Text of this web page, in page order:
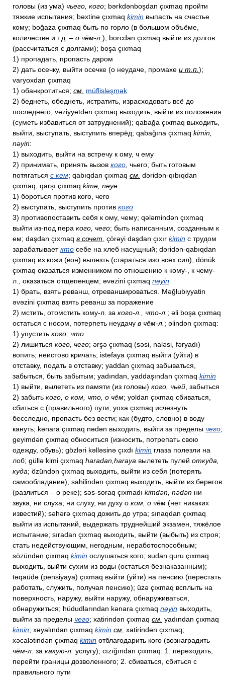
головы (из ума) чьего, кого; bərkdənboşdan çıxmaq пройти
тяжкие испытания; bəxtinə çıxmaq kimin выпасть на счастье
кому; boğaza çıxmaq быть по горло (в большом объёме,
количестве и т.д. – о чём-л. ); borcdan çıxmaq выйти из долгов
(рассчитаться с долгами); boşa çıxmaq
1) пропадать, пропасть даром
2) дать осечку, выйти осечке (о неудаче, промахе и т.п. );
varyoxdan çıxmaq
1) обанкротиться; см. müflisləşmək
2) беднеть, обеднеть, истратить, израсходовать всё до
последнего; vəziyyətdən çıxmaq выходить, выйти из положения
(суметь избавиться от затруднений); qabağa çıxmaq выходить,
выйти, выступать, выступить вперёд; qabağına çıxmaq kimin,
nəyin:
1) выходить, выйти на встречу к ому, ч ему
2) принимать, принять вызов кого , чьего; быть готовым
потягаться с кем; qabıqdan çıxmaq см. dəridən-qıbıqdan
çıxmaq; qarşı çıxmaq kimə, nəyə:
1) бороться против кого, чего
2) выступать, выступить против кого
3) противопоставить себя к ому, чему; qələmindən çıxmaq
выйти из-под пера кого, чего; быть написанным, созданным к
ем; daşdan çıxmaq в сочет. çörəyi daşdan çıxır kimin с трудом
зарабатываеткто себе на хлеб насущный; dəridən-qabıqdan
çıxmaq из кожи (вон) вылезть (стараться изо всех сил); dönük
çıxmaq оказаться изменником по отношению к кому-, к чему-
л., оказаться отщепенцем; əvəzini çıxmaq nəyin
1) брать, взять реванш, отреваншироваться. Məğlubiyyatin
əvəzini çıxmaq взять реванш за поражение
2) мстить, отомстить кому-л. за кого-л., что-л. ; əli boşa çıxmaq
остаться с носом, потерпеть неудачу в чём-л. ; əlindən çıxmaq:
1) упустить кого, что
2) лишиться кого, чего; ərşə çıxmaq (səsi, naləsi, fəryadı)
вопить; неистово кричать; istefaya çıxmaq выйти (уйти) в
отставку, подать в отставку; yaddan çıxmaq забываться,
забыться, быть забытым; yadından, yaddaşından çıxmaq kimin
1) выйти, вылететь из памяти (из головы) кого, чьей , забыться
2) забыть кого, о ком, что, о чём; yoldan çıxmaq сбиваться,
сбиться с (правильного) пути; yoxa çıxmaq исчезнуть
бесследно, пропасть без вести; как (будто, словно) в воду
кануть; kənara çıxmaq nədən выходить, выйти за пределы чего;
geyimdən çıxmaq обноситься (износить, потрепать свою
одежду, обувь); gözləri kəlləsinə çıxdı kimin глаза полезли на
лоб; güllə kimi çıxmaq haradan,haraya вылететь пулей откуда,
куда; özündən çıxmaq выходить, выйти из себя (потерять
самообладание); sahilindən çıxmaq выходить, выйти из берегов
(разлиться – о реке); səs-soraq çıxmadı kimdən, nədən ни
звука, ни слуха; ни слуху, ни духу о ком, о чём (нет никаких
известий); səhərə çıxmaq дожить до утра; sınaqdan çıxmaq
выйти из испытаний, выдержать труднейший экзамен, тяжёлое
испытание; sıradan çıxmaq выходить, выйти (выбыть) из строя;
стать недействующим, негодным, неработоспособным;
sözündən çıxmaq kimin ослушаться кого; sudan quru çıxmaq
выходить, выйти сухим из воды (остаться безнаказанным);
təqaüdə (pensiyaya) çıxmaq выйти (уйти) на пенсию (перестать
работать, служить, получая пенсию); üzə çıxmaq всплыть на
поверхность, наружу, выйти наружу, обнаруживаться,
обнаружиться; hüdudlarından kənara çıxmaq nəyin выходить,
выйти за пределы чего; xatirindən çıxmaq см. yadından çıxmaq
kimin; xəyalından çıxmaq kimin см. xatirindən çıxmaq;
xəcalətindən çıxmaq kimin отблагодарить кого (вознаградить
чём-л. за какую-л. услугу); cızığından çıxmaq: 1. переходить,
перейти границы дозволенного; 2. сбиваться, сбиться с
правильного пути